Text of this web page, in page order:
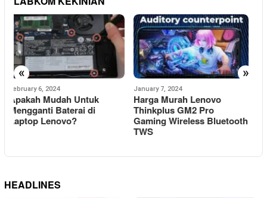
« »
January 7, 2024
Harga Murah Lenovo
Thinkplus GM2 Pro
Gaming Wireless Bluetooth
January 3, 2024
Lenovo Thinkplus XT62
Headset Bluetooth Harga
Murah Rp119.000
HEADLINES